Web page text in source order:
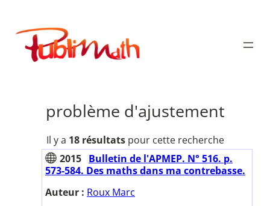
contenu
Publimath
problème d'ajustement
Il y a 18 résultatspour cette recherche
2015 Bulletin de l'APMEP. N° 516. p.
573-584. Des maths dans ma contrebasse.
Auteur : Roux Marc